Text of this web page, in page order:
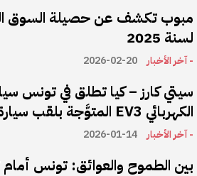
مبوب تكشف عن حصيلة السوق
لسنة 2025
- آخر الأخبار 2026-02-20
سيتي كارز – كيا تطلق في تونس
الكهربائي EV3 المتوَّجة بلقب سيارة العام عالميًا
- آخر الأخبار 2026-01-14
بين الطموح والعوائق: تونس